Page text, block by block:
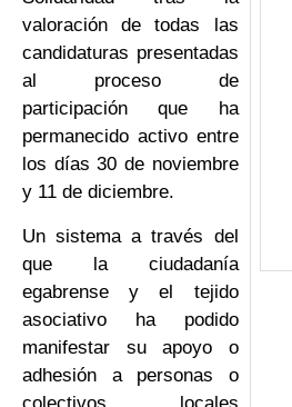
valoración de todas las
candidaturas presentadas
al proceso de
participación que ha
permanecido activo entre
los días 30 de noviembre
y 11 de diciembre.
Un sistema a través del
que la ciudadanía
egabrense y el tejido
asociativo ha podido
manifestar su apoyo o
adhesión a personas o